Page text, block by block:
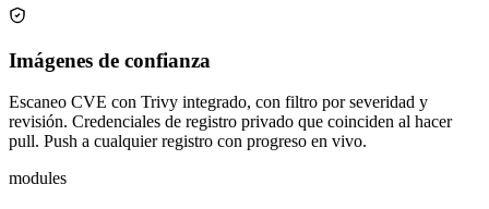
Imágenes de confianza
Escaneo CVE con Trivy integrado, con filtro por severidad y
revisión. Credenciales de registro privado que coinciden al hacer
pull. Push a cualquier registro con progreso en vivo.
modules